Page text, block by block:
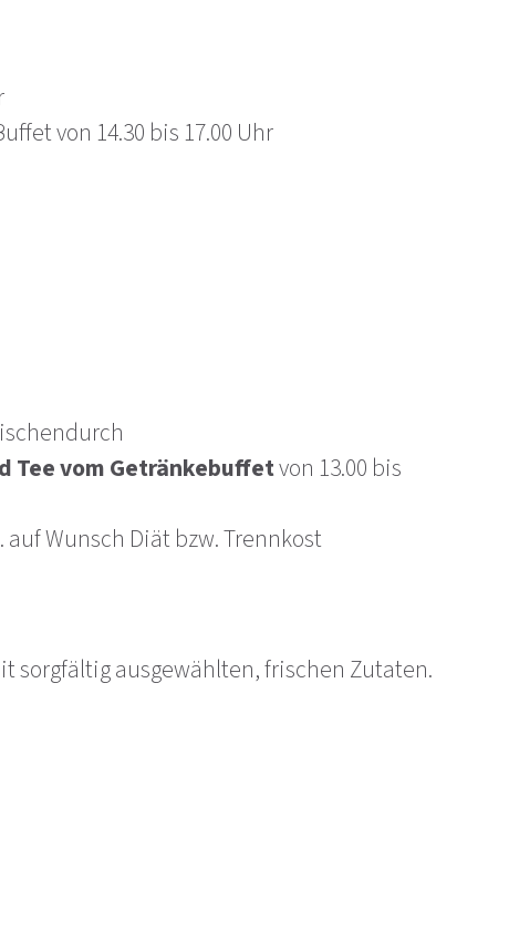
von 14.30 bis 17.00 Uhr
Tee vom Getränkebuffetvon 13.00 bis
Wunsch Diät bzw. Trennkost
sorgfältig ausgewählten, frischen Zutaten.